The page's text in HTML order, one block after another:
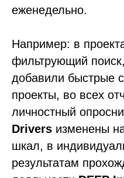
еженедельно.
Например: в
фильтрующий
добавили быстрые
проекты, во всех
личностный
Drivers изменены
шкал, в
результатам